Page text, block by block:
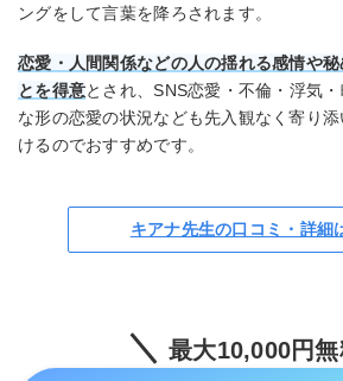
ングをして言葉を降ろされます。
恋愛・人間関係などの人の揺れる感情や
とを得意とされ、SNS恋愛・不倫・浮気
な形の恋愛の状況なども先入観なく寄り
けるのでおすすめです。
キアナ先生の口コミ・詳細
最大10,000円